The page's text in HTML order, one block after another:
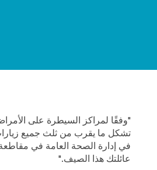
"وفقًا لمراكز السيطرة على الأمراض
تشكل ما يقرب من ثلث جميع
في إدارة الصحة العامة في
عائلتك هذا الصيف."